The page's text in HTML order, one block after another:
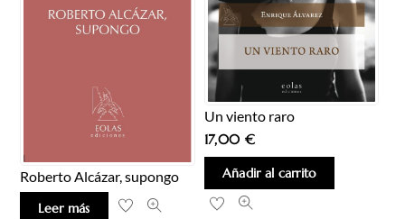
Roberto Alcázar, supongo
Leer más
Un viento raro
17,00 €
Añadir al carrito